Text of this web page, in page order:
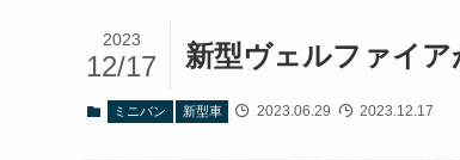
新型ヴェルファイ
2023
12/17
ミニバン 新型車 2023.06.29 2023.12.17